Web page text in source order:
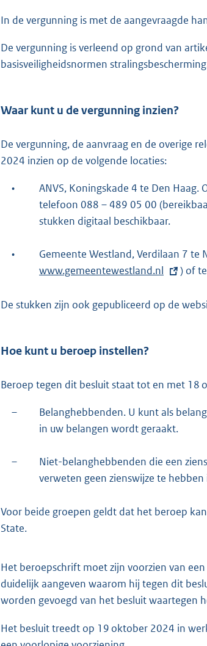
In de vergunning is met de aangevraagde
De vergunning is verleend op grond van
basisveiligheidsnormen
Waar kunt u de vergunning inzien?
De vergunning, de aanvraag en de overige
2024 inzien op de volgende locaties:
•
ANVS, Koningskade 4 te Den
telefoon 088 – 489 05 00
stukken digitaal beschikbaar.
• Gemeente Westland, Verdilaan 7 te
www.gemeentewestland.nl ) of
De stukken zijn ook gepubliceerd op de
Hoe kunt u beroep instellen?
Beroep tegen dit besluit staat tot en met 18
–
Belanghebbenden. U kunt als
in uw belangen wordt geraakt.
–
Niet-belanghebbenden die een
verweten geen zienswijze te
Voor beide groepen geldt dat het beroep
State.
Het beroepschrift moet zijn voorzien van
duidelijk aangeven waarom hij tegen dit
worden gevoegd van het besluit waartegen
Het besluit treedt op 19 oktober 2024 in